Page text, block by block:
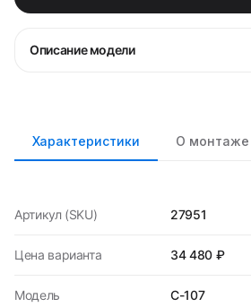
Описание модели
Характеристики О монтаже
Артикул (SKU) 27951
Цена варианта 34 480 ₽
Модель C-107